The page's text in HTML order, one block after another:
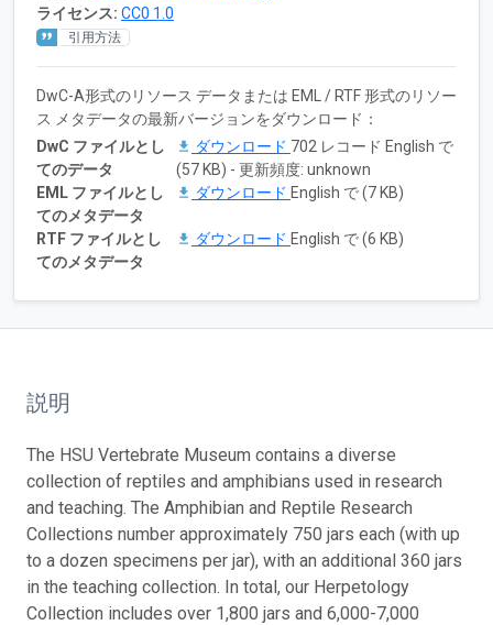
ライセンス: CC0 1.0
引用方法
DwC-A形式のリソース データまたは EML / RTF 形式のリソー
ス メタデータの最新バージョンをダウンロード：
DwC ファイルとし
てのデータ
ダウンロード 702 レコード English で
(57 KB) - 更新頻度: unknown
EML ファイルとし
てのメタデータ
ダウンロード English で (7 KB)
RTF ファイルとし
てのメタデータ
ダウンロード English で (6 KB)
説明
The HSU Vertebrate Museum contains a diverse
collection of reptiles and amphibians used in research
and teaching. The Amphibian and Reptile Research
Collections number approximately 750 jars each (with up
to a dozen specimens per jar), with an additional 360 jars
in the teaching collection. In total, our Herpetology
Collection includes over 1,800 jars and 6,000-7,000